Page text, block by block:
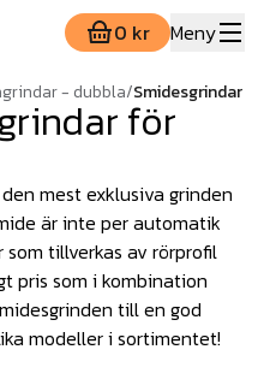
0 kr Meny
- dubbla/Smidesgrindar
för
mest exklusiva grinden
är inte per automatik
tillverkas av rörprofil
pris som i kombination
till en god
modeller i sortimentet!